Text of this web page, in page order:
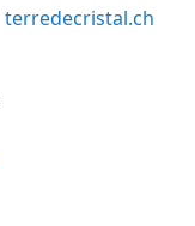
terredecristal.ch